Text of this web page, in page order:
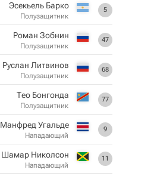
5
Эсекьель Барко
Полузащитник
47
Роман Зобнин
Полузащитник
68
Руслан Литвинов
Полузащитник
77
Тео Бонгонда
Полузащитник
9
Манфред Угальде
Нападающий
11
Шамар Николсон
Нападающий